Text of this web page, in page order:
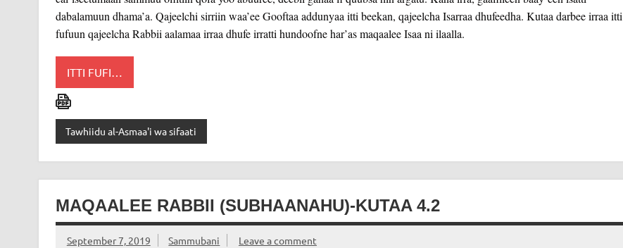
dabalamuun dhama’a. Qajeelchi sirriin waa’ee Gooftaa addunyaa itti beekan, qajeelcha Isarraa dhufeedha. Kutaa darbee irraa itti
fufuun qajeelcha Rabbii aalamaa irraa dhufe irratti hundoofne har’as maqaalee Isaa ni ilaalla.
ITTI FUFI…
Tawhiidu al-Asmaa'i wa sifaati
MAQAALEE RABBII (SUBHAANAHU)-KUTAA 4.2
September 7, 2019 Sammubani Leave a comment